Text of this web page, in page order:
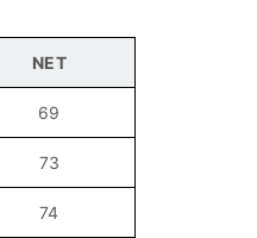
NET
69
73
74